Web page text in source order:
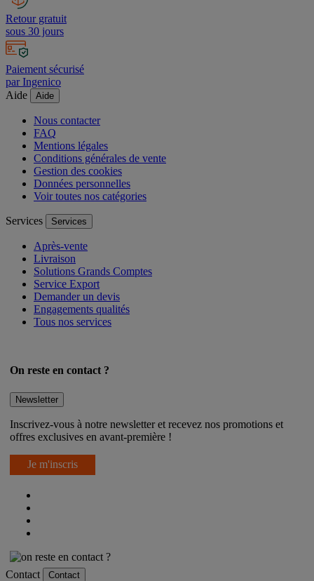
Retour gratuit
sous 30 jours
Paiement sécurisé
par Ingenico
Aide
Aide
Nous contacter
FAQ
Mentions légales
Conditions générales de vente
Gestion des cookies
Données personnelles
Voir toutes nos catégories
Services Services
Après-vente
Livraison
Solutions Grands Comptes
Service Export
Demander un devis
Engagements qualités
Tous nos services
On reste en contact ?
Newsletter
Inscrivez-vous à notre newsletter et recevez nos promotions et
offres exclusives en avant-première !
Je m'inscris
Contact Contact